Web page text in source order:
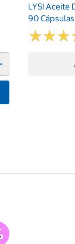
LYSI Aceite
90 Cápsulas
★★★
★★★